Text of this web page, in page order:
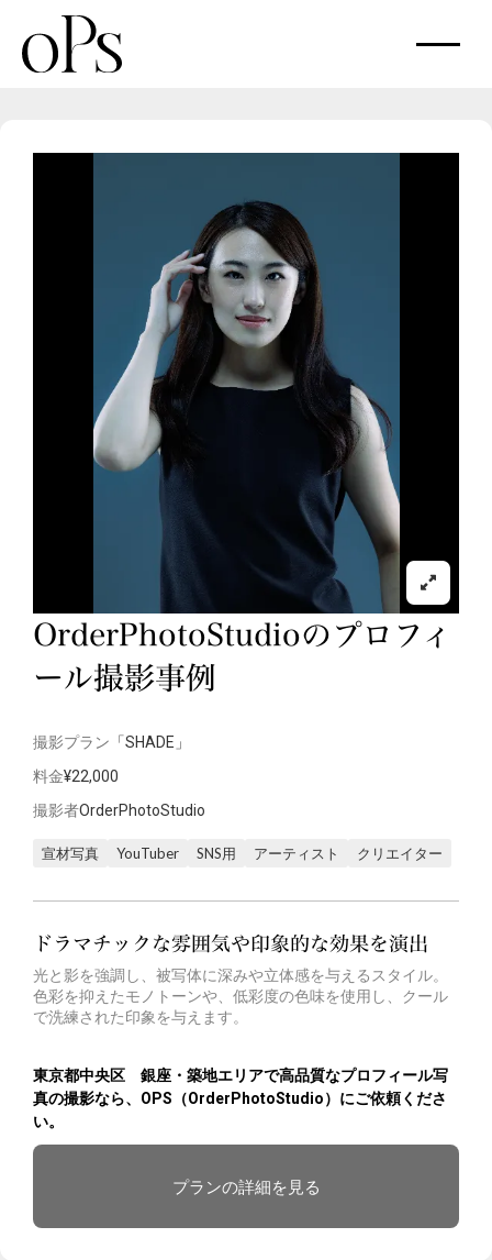
OrderPhotoStudioのプロフィ
ール撮影事例
撮影プラン 「SHADE」
料金¥22,000
撮影者OrderPhotoStudio
宣材写真 YouTuber SNS用 アーティスト クリエイター
ドラマチックな雰囲気や印象的な効果を演出
光と影を強調し、被写体に深みや立体感を与えるスタイル。
色彩を抑えたモノトーンや、低彩度の色味を使用し、クール
で洗練された印象を与えます。
東京都中央区 銀座・築地エリアで高品質なプロフィール写
真の撮影なら、OPS（OrderPhotoStudio）にご依頼くださ
い。
プランの詳細を見る